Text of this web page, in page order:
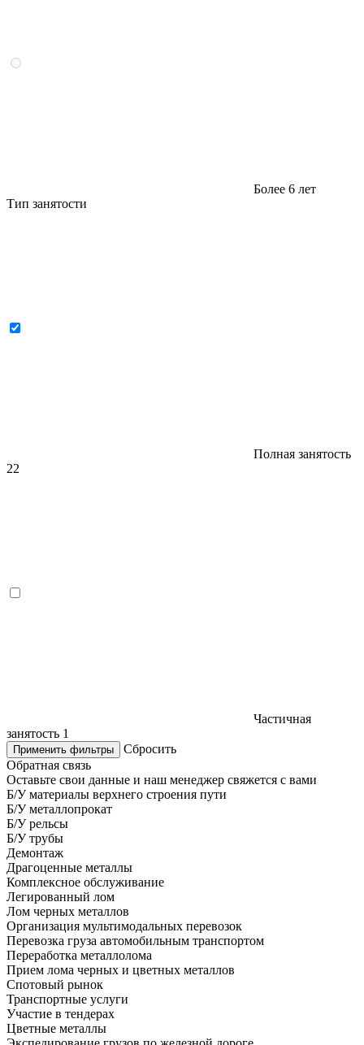
Более 6 лет
Тип занятости
Полная занятость
22
Частичная
занятость 1
Применить фильтры
Сбросить
Обратная связь
Оставьте свои данные и наш менеджер свяжется с вами
Б/У материалы верхнего строения пути
Б/У металлопрокат
Б/У рельсы
Б/У трубы
Демонтаж
Драгоценные металлы
Комплексное обслуживание
Легированный лом
Лом черных металлов
Организация мультимодальных перевозок
Перевозка груза автомобильным транспортом
Переработка металлолома
Прием лома черных и цветных металлов
Спотовый рынок
Транспортные услуги
Участие в тендерах
Цветные металлы